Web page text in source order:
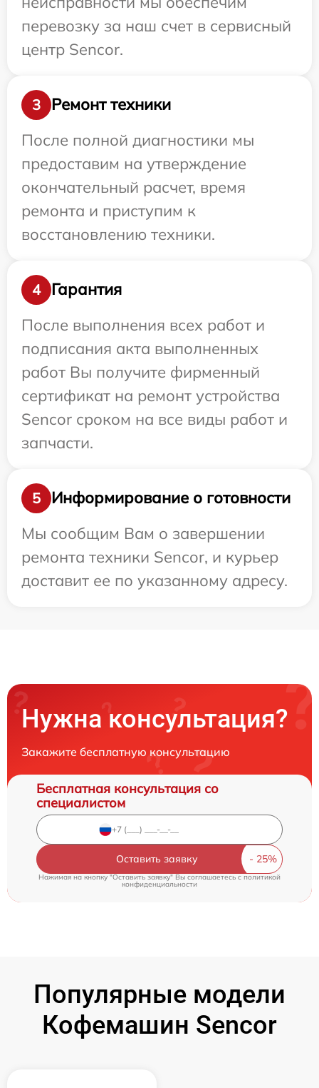
перевозку за наш счет в сервисный
центр Sencor.
3
Ремонт техники
После полной диагностики мы
предоставим на утверждение
окончательный расчет, время
ремонта и приступим к
восстановлению техники.
4
Гарантия
После выполнения всех работ и
подписания акта выполненных
работ Вы получите фирменный
сертификат на ремонт устройства
Sencor сроком на все виды работ и
запчасти.
5
Информирование о готовности
Мы сообщим Вам о завершении
ремонта техники Sencor, и курьер
доставит ее по указанному адресу.
Нужна консультация?
Закажите бесплатную консультацию
Бесплатная консультация со
специалистом
Оставить заявку
Нажимая на кнопку "Оставить заявку" Вы соглашаетесь cполитикой
конфиденциальности
Популярные модели
Кофемашин Sencor